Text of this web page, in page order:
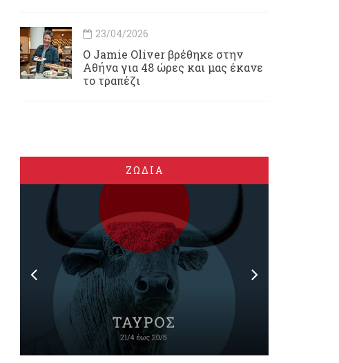
23/04/2026
Ο Jamie Oliver βρέθηκε στην
Αθήνα για 48 ώρες και μας έκανε
το τραπέζι
ΖΩΔΙΑ